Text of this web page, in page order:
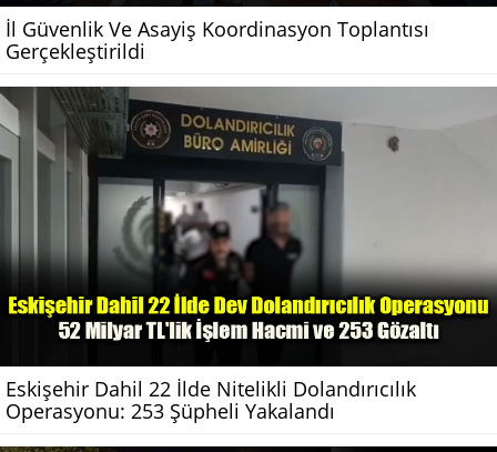
İl Güvenlik Ve Asayiş Koordinasyon Toplantısı
Gerçekleştirildi
Eskişehir Dahil 22 İlde Nitelikli Dolandırıcılık
Operasyonu: 253 Şüpheli Yakalandı